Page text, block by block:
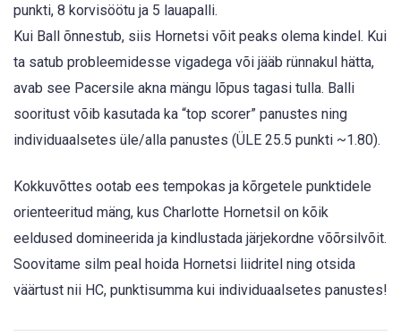
punkti, 8 korvisöötu ja 5 lauapalli.
Kui Ball õnnestub, siis Hornetsi võit peaks olema kindel. Kui
ta satub probleemidesse vigadega või jääb rünnakul hätta,
avab see Pacersile akna mängu lõpus tagasi tulla. Balli
sooritust võib kasutada ka “top scorer” panustes ning
individuaalsetes üle/alla panustes (ÜLE 25.5 punkti ~1.80).
Kokkuvõttes ootab ees tempokas ja kõrgetele punktidele
orienteeritud mäng, kus Charlotte Hornetsil on kõik
eeldused domineerida ja kindlustada järjekordne võõrsilvõit.
Soovitame silm peal hoida Hornetsi liidritel ning otsida
väärtust nii HC, punktisumma kui individuaalsetes panustes!